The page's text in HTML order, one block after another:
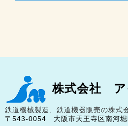
株式会社 ア
鉄道機械製造、鉄道機器販売の株式
〒543-0054 大阪市天王寺区南河